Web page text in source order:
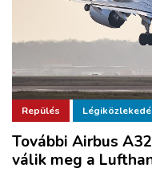
Repülés
További Airbus
válik meg a